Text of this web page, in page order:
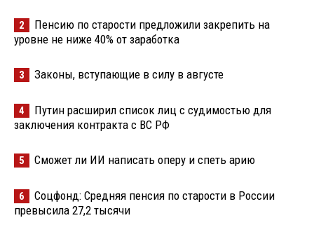
2
Пенсию по старости предложили закрепить на
уровне не ниже 40% от заработка
3 Законы, вступающие в силу в августе
4
Путин расширил список лиц с судимостью для
заключения контракта с ВС РФ
5 Сможет ли ИИ написать оперу и спеть арию
6
Соцфонд: Средняя пенсия по старости в России
превысила 27,2 тысячи